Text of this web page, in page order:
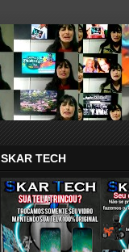
SKAR TECH